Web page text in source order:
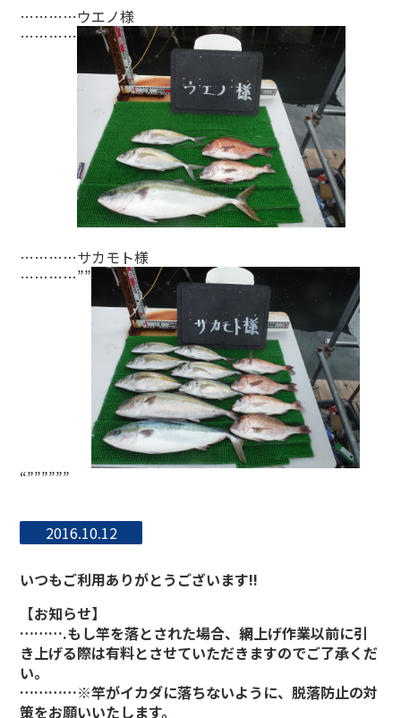
…………ウエノ様
…………
…………サカモト様
…………””
“””””””
2016.10.12
いつもご利用ありがとうございます!!
【お知らせ】
……….もし竿を落とされた場合、網上げ作業以前に引
き上げる際は有料とさせていただきますのでご了承くだ
い。
…………※竿がイカダに落ちないように、脱落防止の対
策をお願いいたします。